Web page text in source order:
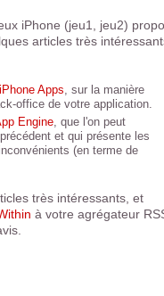
iPhone (jeu1, jeu2)
articles très
Apps, sur la manière
office de votre application.
Engine, que l'on peut
et qui présente les
(en terme de
très intéressants, et
à votre agrégateur